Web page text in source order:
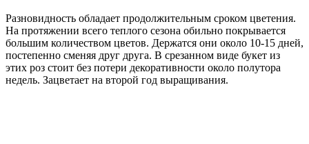
Разновидность обладает продолжительным сроком цветения.
На протяжении всего теплого сезона обильно покрывается
большим количеством цветов. Держатся они около 10-15 дней,
постепенно сменяя друг друга. В срезанном виде букет из
этих роз стоит без потери декоративности около полутора
недель. Зацветает на второй год выращивания.